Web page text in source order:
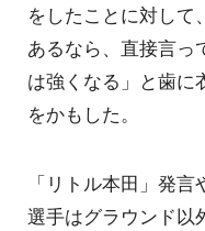
をしたことに対して
あるなら、直接言っ
は強くなる」と歯に
をかもした。
「リトル本田」発
選手はグラウンド以